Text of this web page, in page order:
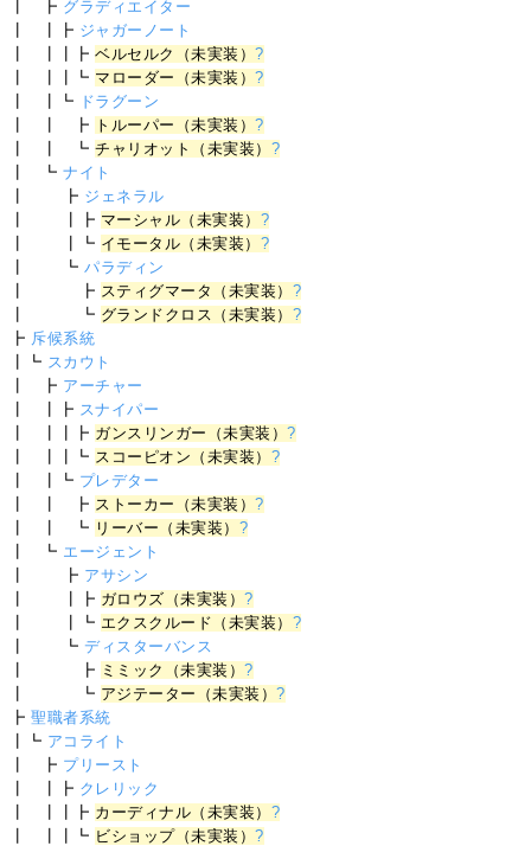
┃ ┣ グラディエイター
┃ ┃┣ ジャガーノート
┃ ┃┃┣ベルセルク（未実装）?
┃ ┃┃┗ マローダー（未実装）?
┃ ┃┗ ドラグーン
┃ ┃ ┣ トルーパー（未実装）?
┃ ┃ ┗チャリオット（未実装） ?
┃ ┗ナイト
┃ ┣ ジェネラル
┃ ┃┣ マーシャル（未実装） ?
┃ ┃┗ イモータル（未実装） ?
┃ ┗パラディン
┃ ┣ スティグマータ（未実装） ?
┃ ┗ グランドクロス（未実装） ?
┣ 斥候系統
┃┗ スカウト
┃ ┣ アーチャー
┃ ┃┣ スナイパー
┃ ┃┃┣ ガンスリンガー（未実装）?
┃ ┃┃┗ スコーピオン（未実装） ?
┃ ┃┗ プレデター
┃ ┃ ┣ ストーカー（未実装）?
┃ ┃ ┗ リーバー（未実装） ?
┃ ┗ エージェント
┃ ┣ アサシン
┃ ┃┣ ガロウズ（未実装）?
┃ ┃┗ エクスクルード（未実装） ?
┃ ┗ディスターバンス
┃ ┣ ミミック（未実装）?
┃ ┗ アジテーター（未実装）?
┣聖職者系統
┃┗ アコライト
┃ ┣ プリースト
┃ ┃┣ クレリック
┃ ┃┃┣ カーディナル（未実装） ?
┃ ┃┃┗ ビショップ（未実装）?